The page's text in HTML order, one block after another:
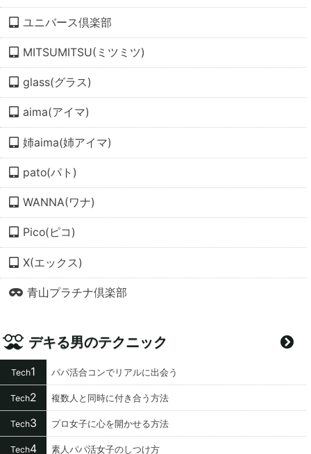
ユニバース倶楽部
MITSUMITSU(ミツミツ)
glass(グラス)
aima(アイマ)
姉aima(姉アイマ)
pato(パト)
WANNA(ワナ)
Pico(ピコ)
X(エックス)
青山プラチナ倶楽部
デキる男のテクニック
Tech1 パパ活合コンでリアルに出会う
Tech2 複数人と同時に付き合う方法
Tech3 プロ女子に心を開かせる方法
Tech4 素人パパ活女子のしつけ方